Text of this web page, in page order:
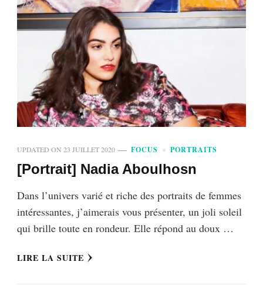
UPDATED ON 23 JUILLET 2020 FOCUS PORTRAITS
[Portrait] Nadia Aboulhosn
Dans l’univers varié et riche des portraits de femmes
intéressantes, j’aimerais vous présenter, un joli soleil
qui brille toute en rondeur. Elle répond au doux …
LIRE LA SUITE